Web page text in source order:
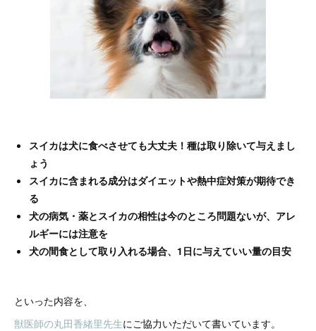
スイカは犬に食べさせても大丈夫！種は取り除いて与えまし
ょう
スイカに含まれる成分はダイエットや熱中症対策が期待でき
る
犬の病気・薬とスイカの相性は今のところ問題ないが、アレ
ルギーには注意を
犬の間食として取り入れる場合、1日に与えていい量の目安
といった内容を、
獣医師の丸田香緒里先生にご協力いただいて書いています。